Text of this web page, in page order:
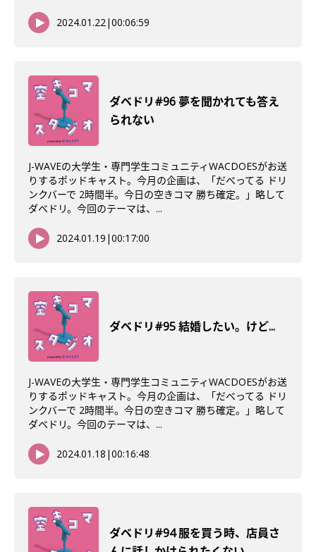
2024.01.22|00:06:59
ダベドリ#96 夢を聞かれても答え
られない
J-WAVEの大学生・専門学生コミュニティWACDOESがお送
りするポッドキャスト。今月の企画は、「だべってる ドリ
ンクバーで 2時間半。今日の空きコマ 勝ち確定。」略して
ダベドリ。今回のテーマは、...
2024.01.19 |00:17:00
ダベドリ#95 結婚したい。けど...
J-WAVEの大学生・専門学生コミュニティWACDOESがお送
りするポッドキャスト。今月の企画は、「だべってる ドリ
ンクバーで 2時間半。今日の空きコマ 勝ち確定。」略して
ダベドリ。今回のテーマは、...
2024.01.18 |00:16:48
ダベドリ#94 服を買う時、店員さ